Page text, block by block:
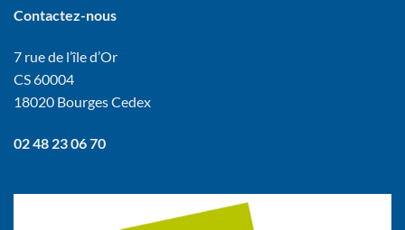
Contactez-nous
7 rue de l’île d’Or
CS 60004
18020 Bourges Cedex
02 48 23 06 70